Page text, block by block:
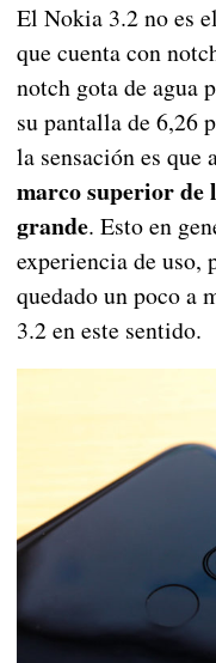
El Nokia 3.2 no es
que cuenta con
notch gota de agua
su pantalla de 6,26
la sensación es que
marco superior de
grande. Esto en
experiencia de uso,
quedado un poco a
3.2 en este sentido.